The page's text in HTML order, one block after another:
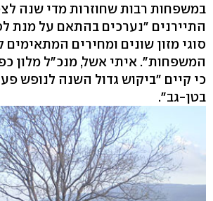
במשפחות רבות שחוזרות מדי שנה
התיירנים "נערכים בהתאם על מנת
סוגי מזון שונים ומחירים המתאימים
המשפחות". איתי אשל, מנכ"ל מלון
כי קיים "ביקוש גדול השנה לנופש
בטן-גב".